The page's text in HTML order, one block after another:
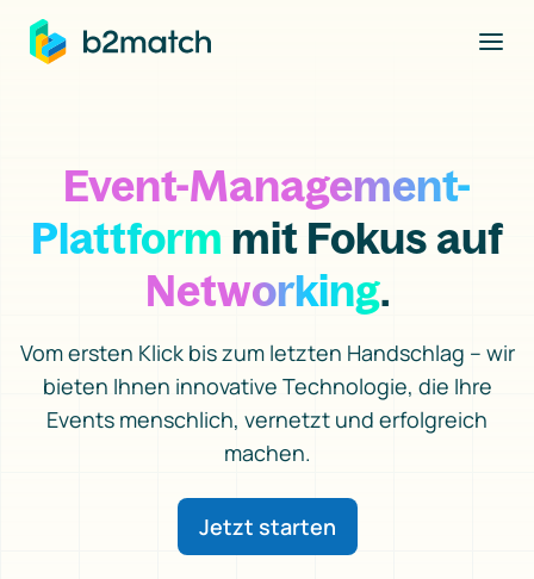
springen
Event-Management-
Plattform mit Fokus auf
Networking.
Vom ersten Klick bis zum letzten Handschlag – wir
bieten Ihnen innovative Technologie, die Ihre
Events menschlich, vernetzt und erfolgreich
machen.
Jetzt starten